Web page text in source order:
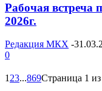
Рабочая встреча
2026г.
Редакция МКХ -
0
1 23...869Страница 1